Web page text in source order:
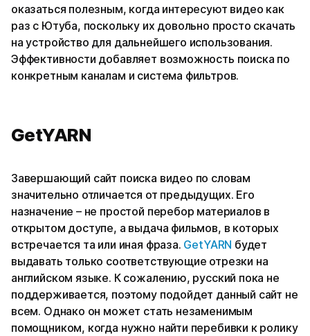
оказаться полезным, когда интересуют видео как
раз с Ютуба, поскольку их довольно просто скачать
на устройство для дальнейшего использования.
Эффективности добавляет возможность поиска по
конкретным каналам и система фильтров.
GetYARN
Завершающий сайт поиска видео по словам
значительно отличается от предыдущих. Его
назначение – не простой перебор материалов в
открытом доступе, а выдача фильмов, в которых
встречается та или иная фраза. GetYARN будет
выдавать только соответствующие отрезки на
английском языке. К сожалению, русский пока не
поддерживается, поэтому подойдет данный сайт не
всем. Однако он может стать незаменимым
помощником, когда нужно найти перебивки к ролику